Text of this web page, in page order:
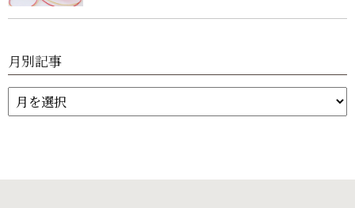
月別記事